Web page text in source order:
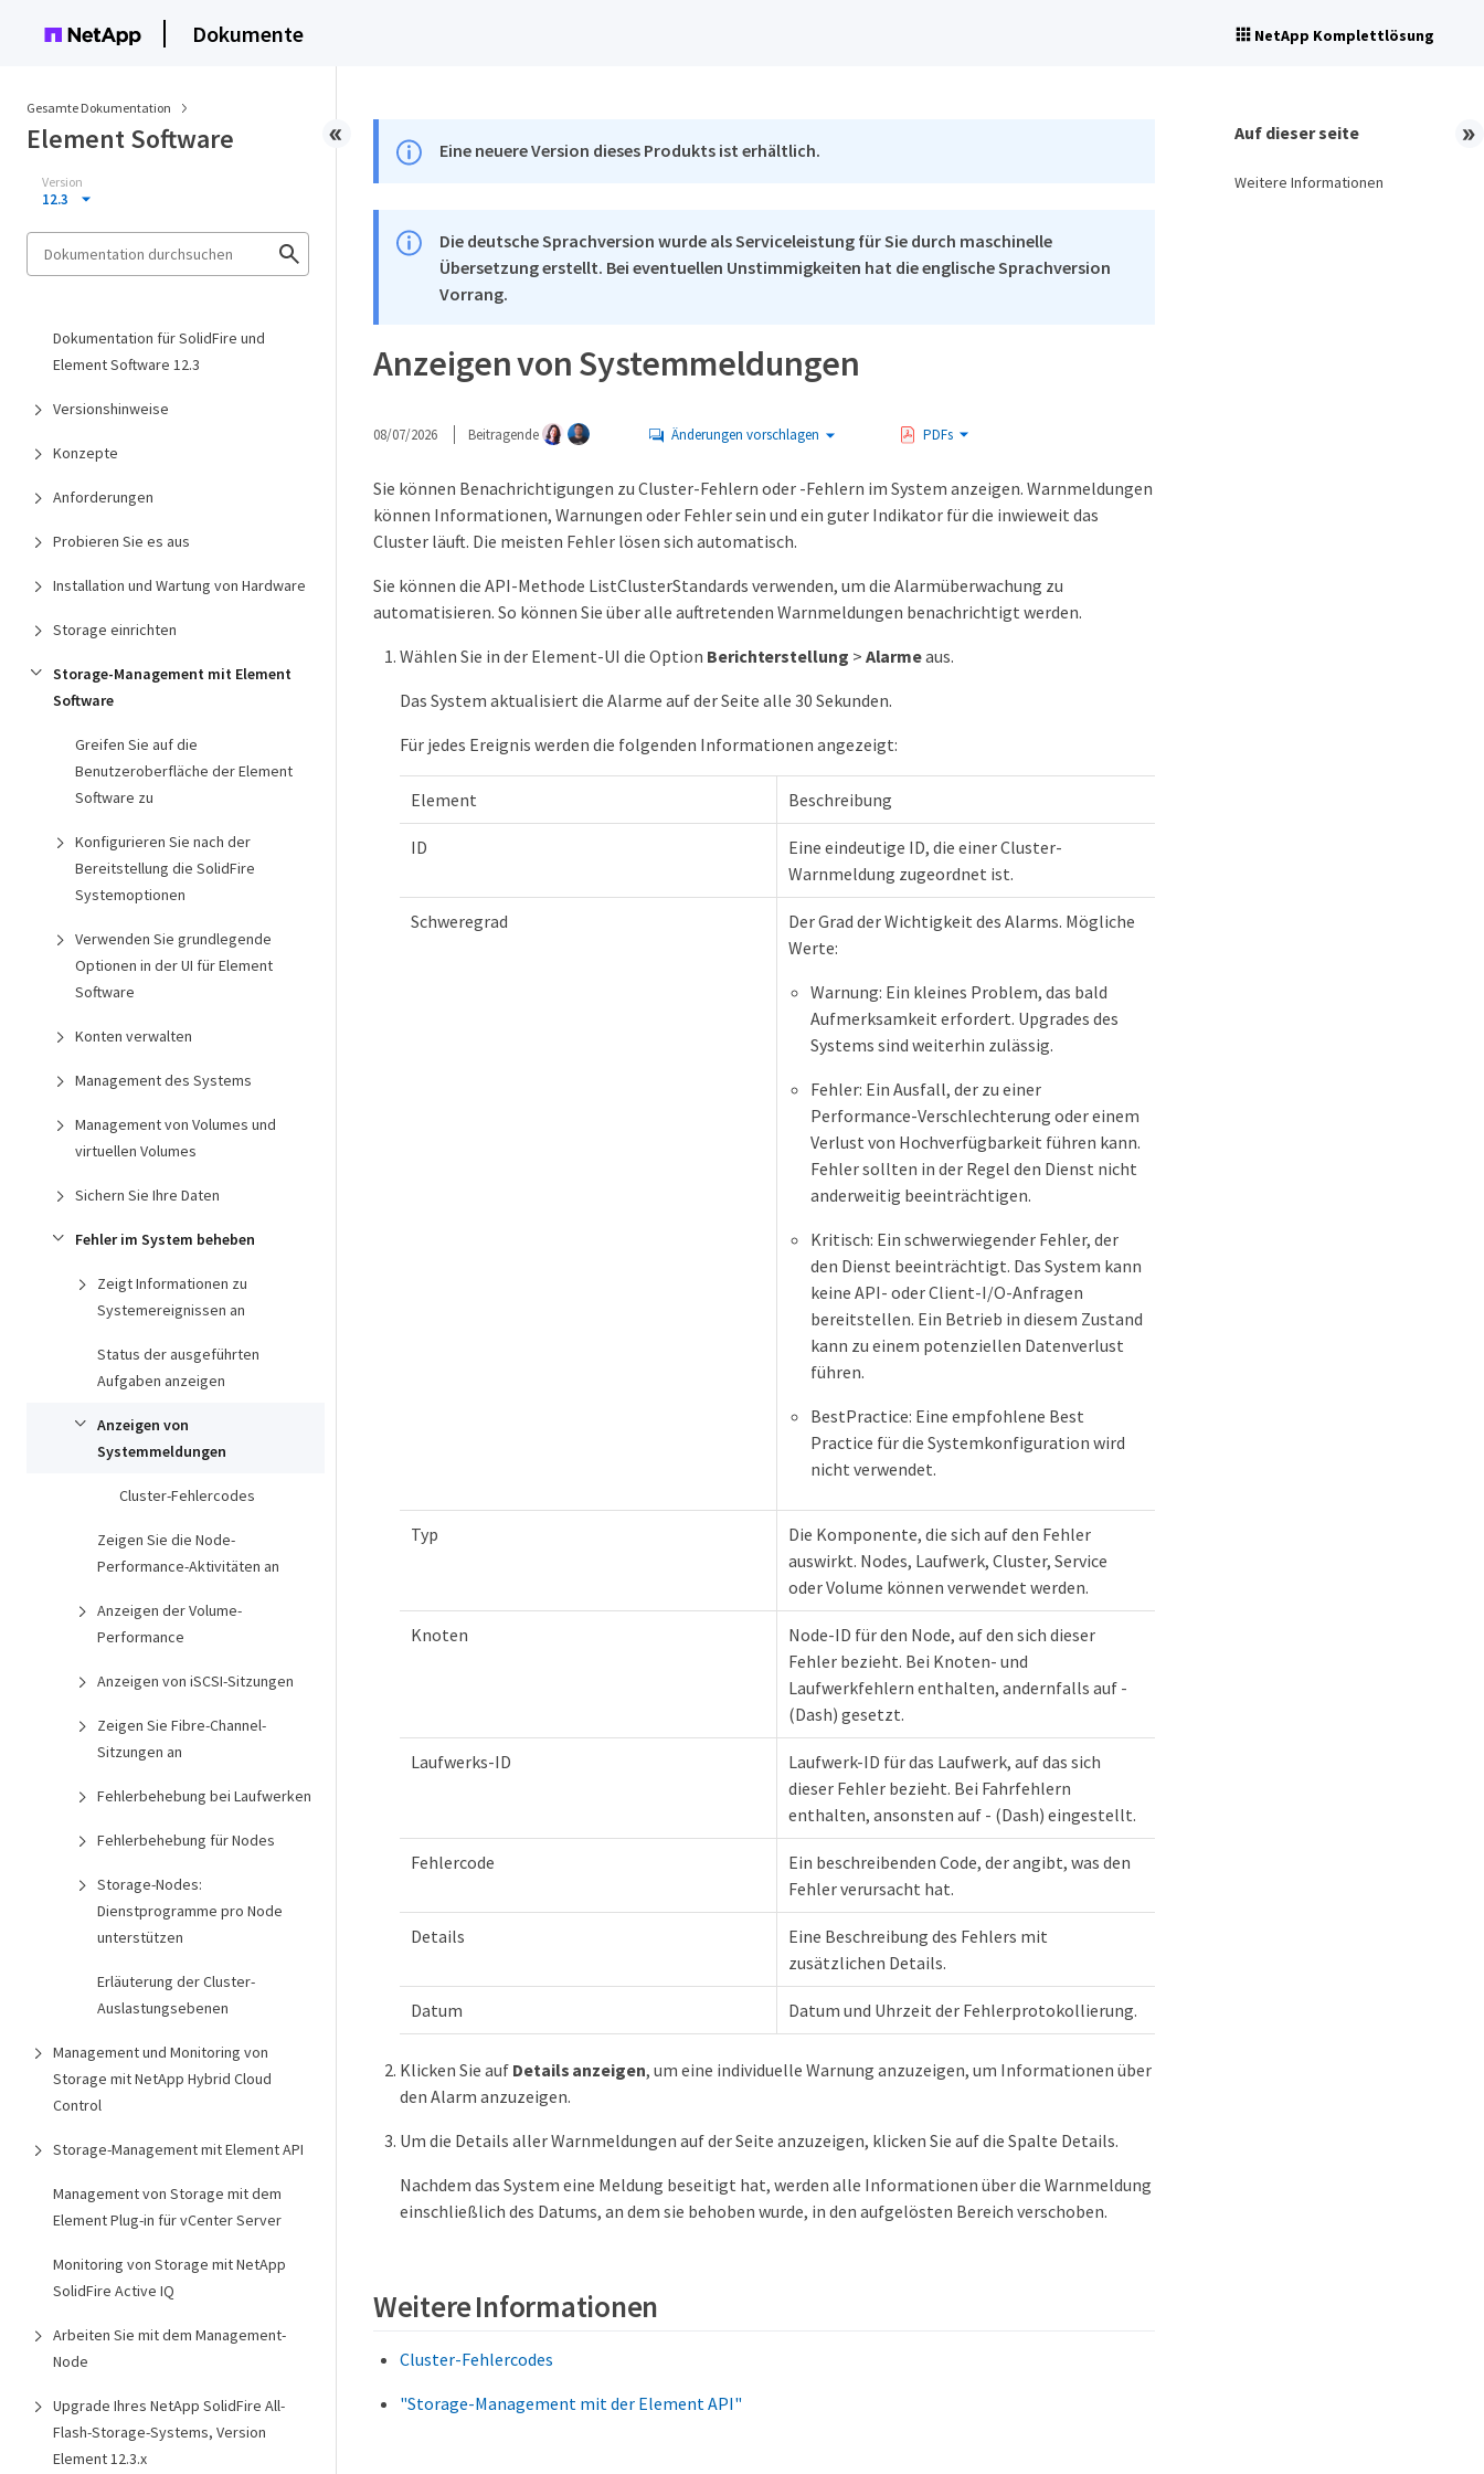
Dokumente NetApp Komplettlösung
Gesamte Dokumentation
Element Software
Version
12.3
Dokumentation für SolidFire und
Element Software 12.3
Versionshinweise
Konzepte
Anforderungen
Probieren Sie es aus
Installation und Wartung von Hardware
Storage einrichten
Storage-Management mit Element
Software
Greifen Sie auf die
Benutzeroberfläche der Element
Software zu
Konfigurieren Sie nach der
Bereitstellung die SolidFire
Systemoptionen
Verwenden Sie grundlegende
Optionen in der UI für Element
Software
Konten verwalten
Management des Systems
Management von Volumes und
virtuellen Volumes
Sichern Sie Ihre Daten
Fehler im System beheben
Zeigt Informationen zu
Systemereignissen an
Status der ausgeführten
Aufgaben anzeigen
Anzeigen von
Systemmeldungen
Cluster-Fehlercodes
Zeigen Sie die Node-
Performance-Aktivitäten an
Anzeigen der Volume-
Performance
Anzeigen von iSCSI-Sitzungen
Zeigen Sie Fibre-Channel-
Sitzungen an
Fehlerbehebung bei Laufwerken
Fehlerbehebung für Nodes
Storage-Nodes:
Dienstprogramme pro Node
unterstützen
Erläuterung der Cluster-
Auslastungsebenen
Management und Monitoring von
Storage mit NetApp Hybrid Cloud
Control
Storage-Management mit Element API
Management von Storage mit dem
Element Plug-in für vCenter Server
Monitoring von Storage mit NetApp
SolidFire Active IQ
Arbeiten Sie mit dem Management-
Node
Upgrade Ihres NetApp SolidFire All-
Flash-Storage-Systems, Version
Element 12.3.x
Eine neuere Version dieses Produkts ist erhältlich.
Die deutsche Sprachversion wurde als Serviceleistung für Sie durch maschinelle
Übersetzung erstellt. Bei eventuellen Unstimmigkeiten hat die englische Sprachversion
Vorrang.
Anzeigen von Systemmeldungen
08/07/2026 Beitragende Änderungen vorschlagen PDFs
Sie können Benachrichtigungen zu Cluster-Fehlern oder -Fehlern im System anzeigen. Warnmeldungen
können Informationen, Warnungen oder Fehler sein und ein guter Indikator für die inwieweit das
Cluster läuft. Die meisten Fehler lösen sich automatisch.
Sie können die API-Methode ListClusterStandards verwenden, um die Alarmüberwachung zu
automatisieren. So können Sie über alle auftretenden Warnmeldungen benachrichtigt werden.
Wählen Sie in der Element-UI die Option Berichterstellung > Alarmeaus.
Das System aktualisiert die Alarme auf der Seite alle 30 Sekunden.
Für jedes Ereignis werden die folgenden Informationen angezeigt:
Element Beschreibung
ID
Eine eindeutige ID, die einer Cluster-
Warnmeldung zugeordnet ist.
Schweregrad
Der Grad der Wichtigkeit des Alarms. Mögliche
Werte:
Warnung: Ein kleines Problem, das bald
Aufmerksamkeit erfordert. Upgrades des
Systems sind weiterhin zulässig.
Fehler: Ein Ausfall, der zu einer
Performance-Verschlechterung oder einem
Verlust von Hochverfügbarkeit führen kann.
Fehler sollten in der Regel den Dienst nicht
anderweitig beeinträchtigen.
Kritisch: Ein schwerwiegender Fehler, der
den Dienst beeinträchtigt. Das System kann
keine API- oder Client-I/O-Anfragen
bereitstellen. Ein Betrieb in diesem Zustand
kann zu einem potenziellen Datenverlust
führen.
BestPractice: Eine empfohlene Best
Practice für die Systemkonfiguration wird
nicht verwendet.
Typ
Die Komponente, die sich auf den Fehler
auswirkt. Nodes, Laufwerk, Cluster, Service
oder Volume können verwendet werden.
Knoten
Node-ID für den Node, auf den sich dieser
Fehler bezieht. Bei Knoten- und
Laufwerkfehlern enthalten, andernfalls auf -
(Dash) gesetzt.
Laufwerks-ID
Laufwerk-ID für das Laufwerk, auf das sich
dieser Fehler bezieht. Bei Fahrfehlern
enthalten, ansonsten auf - (Dash) eingestellt.
Fehlercode
Ein beschreibenden Code, der angibt, was den
Fehler verursacht hat.
Details
Eine Beschreibung des Fehlers mit
zusätzlichen Details.
Datum Datum und Uhrzeit der Fehlerprotokollierung.
Klicken Sie auf Details anzeigen, um eine individuelle Warnung anzuzeigen, um Informationen über
den Alarm anzuzeigen.
Um die Details aller Warnmeldungen auf der Seite anzuzeigen, klicken Sie auf die Spalte Details.
Nachdem das System eine Meldung beseitigt hat, werden alle Informationen über die Warnmeldung
einschließlich des Datums, an dem sie behoben wurde, in den aufgelösten Bereich verschoben.
Weitere Informationen
Cluster-Fehlercodes
"Storage-Management mit der Element API"
Auf dieser seite
Weitere Informationen